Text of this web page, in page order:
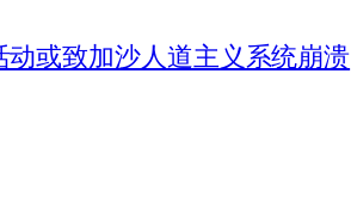
或致加沙人道主义系统崩溃